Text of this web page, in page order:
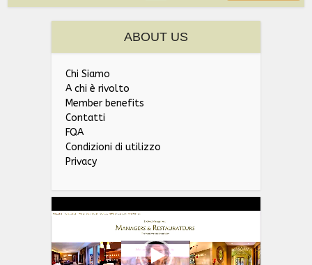
ABOUT US
Chi Siamo
A chi è rivolto
Member benefits
Contatti
FQA
Condizioni di utilizzo
Privacy
Player